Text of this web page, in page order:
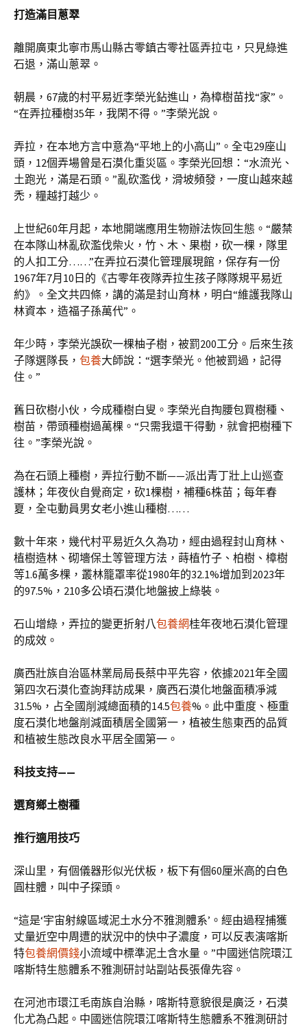
打造滿目蔥翠
離開廣東北寧市馬山縣古零鎮古零社區弄拉屯，只見綠進
石退，滿山蔥翠。
朝晨，67歲的村平易近李榮光鉆進山，為樟樹苗找“家”。
“在弄拉種樹35年，我閑不得。”李榮光說。
弄拉，在本地方言中意為“平地上的小高山”。全屯29座山
頭，12個弄場曾是石漠化重災區。李榮光回想：“水流光、
土跑光，滿是石頭。”亂砍濫伐，滑坡頻發，一度山越來越
禿，糧越打越少。
上世紀60年月起，本地開端應用生物辦法恢回生態。“嚴禁
在本隊山林亂砍濫伐柴火，竹、木、果樹，砍一棵，隊里
的人扣工分……”在弄拉石漠化管理展現館，保存有一份
1967年7月10日的《古零年夜隊弄拉生孩子隊隊規平易近
約》。全文共四條，講的滿是封山育林，明白“維護我隊山
林資本，造福子孫萬代”。
年少時，李榮光誤砍一棵柚子樹，被罰200工分。后來生孩
子隊選隊長， 包養大師說：“選李榮光。他被罰過，記得
住。”
舊日砍樹小伙，今成種樹白叟。李榮光自掏腰包買樹種、
樹苗，帶頭種樹過萬棵。“只需我還干得動，就會把樹種下
往。”李榮光說。
為在石頭上種樹，弄拉行動不斷——派出青丁壯上山巡查
護林；年夜伙自覺商定，砍1棵樹，補種6株苗；每年春
夏，全屯動員男女老小進山種樹……
數十年來，幾代村平易近久久為功，經由過程封山育林、
植樹造林、砌墻保土等管理方法，蒔植竹子、柏樹、樟樹
等1.6萬多棵，叢林籠罩率從1980年的32.1%增加到2023年
的97.5%，210多公頃石漠化地盤披上綠裝。
石山增綠，弄拉的變更折射八包養網桂年夜地石漠化管理
的成效。
廣西壯族自治區林業局局長蔡中平先容，依據2021年全國
第四次石漠化查詢拜訪成果，廣西石漠化地盤面積凈減
31.5%，占全國削減總面積的14.5包養%。此中重度、極重
度石漠化地盤削減面積居全國第一，植被生態東西的品質
和植被生態改良水平居全國第一。
科技支持——
選育鄉土樹種
推行適用技巧
深山里，有個儀器形似光伏板，板下有個60厘米高的白色
圓柱體，叫中子探頭。
“這是‘宇宙射線區域泥土水分不雅測體系’。經由過程捕獲
丈量近空中周遭的狀況中的快中子濃度，可以反表演喀斯
特包養網價錢小流域中標準泥土含水量。”中國迷信院環江
喀斯特生態體系不雅測研討站副站長張偉先容。
在河池市環江毛南族自治縣，喀斯特意貌很是廣泛，石漠
化尤為凸起。中國迷信院環江喀斯特生態體系不雅測研討